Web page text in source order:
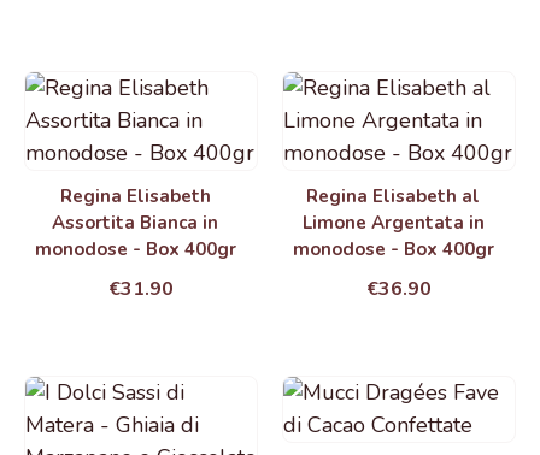
Regina Elisabeth
Assortita Bianca in
monodose - Box 400gr
€31.90
Regina Elisabeth al
Limone Argentata in
monodose - Box 400gr
€36.90